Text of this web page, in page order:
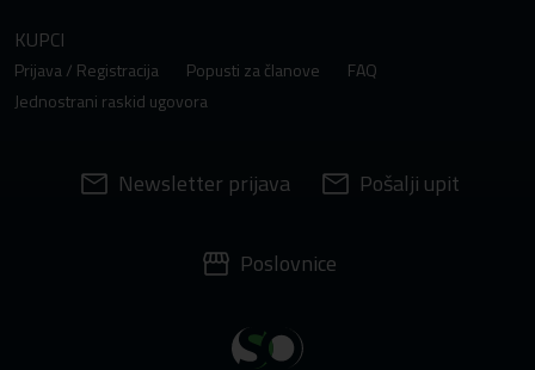
KUPCI
Prijava / Registracija Popusti za članove
FAQ
Jednostrani raskid ugovora
Newsletter prijava Pošalji upit
Poslovnice